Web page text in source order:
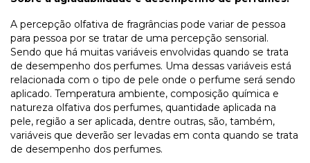
A percepção olfativa de fragrâncias pode variar de pessoa
para pessoa por se tratar de uma percepção sensorial.
Sendo que há muitas variáveis envolvidas quando se trata
de desempenho dos perfumes. Uma dessas variáveis está
relacionada com o tipo de pele onde o perfume será sendo
aplicado. Temperatura ambiente, composição química e
natureza olfativa dos perfumes, quantidade aplicada na
pele, região a ser aplicada, dentre outras, são, também,
variáveis que deverão ser levadas em conta quando se trata
de desempenho dos perfumes.